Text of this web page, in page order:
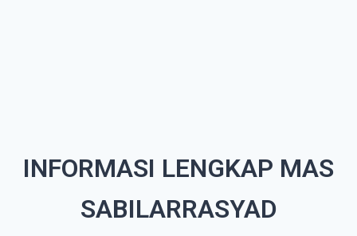
INFORMASI LENGKAP MAS
SABILARRASYAD